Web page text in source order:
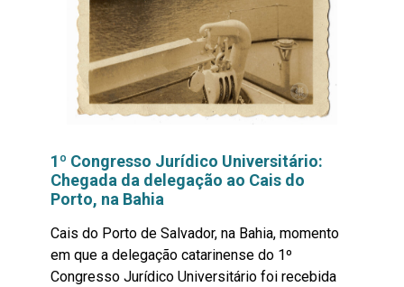
1º Congresso Jurídico Universitário:
Chegada da delegação ao Cais do
Porto, na Bahia
Cais do Porto de Salvador, na Bahia, momento
em que a delegação catarinense do 1º
Congresso Jurídico Universitário foi recebida